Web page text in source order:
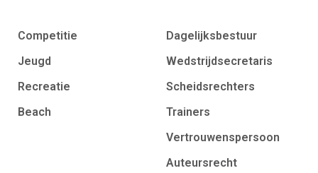
Competitie
Jeugd
Recreatie
Beach
Dagelijksbestuur
Wedstrijdsecretaris
Scheidsrechters
Trainers
Vertrouwenspersoon
Auteursrecht